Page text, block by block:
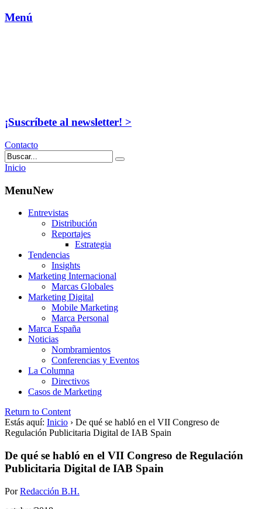
Menú
¡Suscríbete al newsletter! >
Contacto
Inicio
MenuNew
Entrevistas
Distribución
Reportajes
Estrategia
Tendencias
Insights
Marketing Internacional
Marcas Globales
Marketing Digital
Mobile Marketing
Marca Personal
Marca España
Noticias
Nombramientos
Conferencias y Eventos
La Columna
Directivos
Casos de Marketing
Return to Content
Estás aquí: Inicio › De qué se habló en el VII Congreso de
Regulación Publicitaria Digital de IAB Spain
De qué se habló en el VII Congreso de Regulación
Publicitaria Digital de IAB Spain
PorRedacción B.H.